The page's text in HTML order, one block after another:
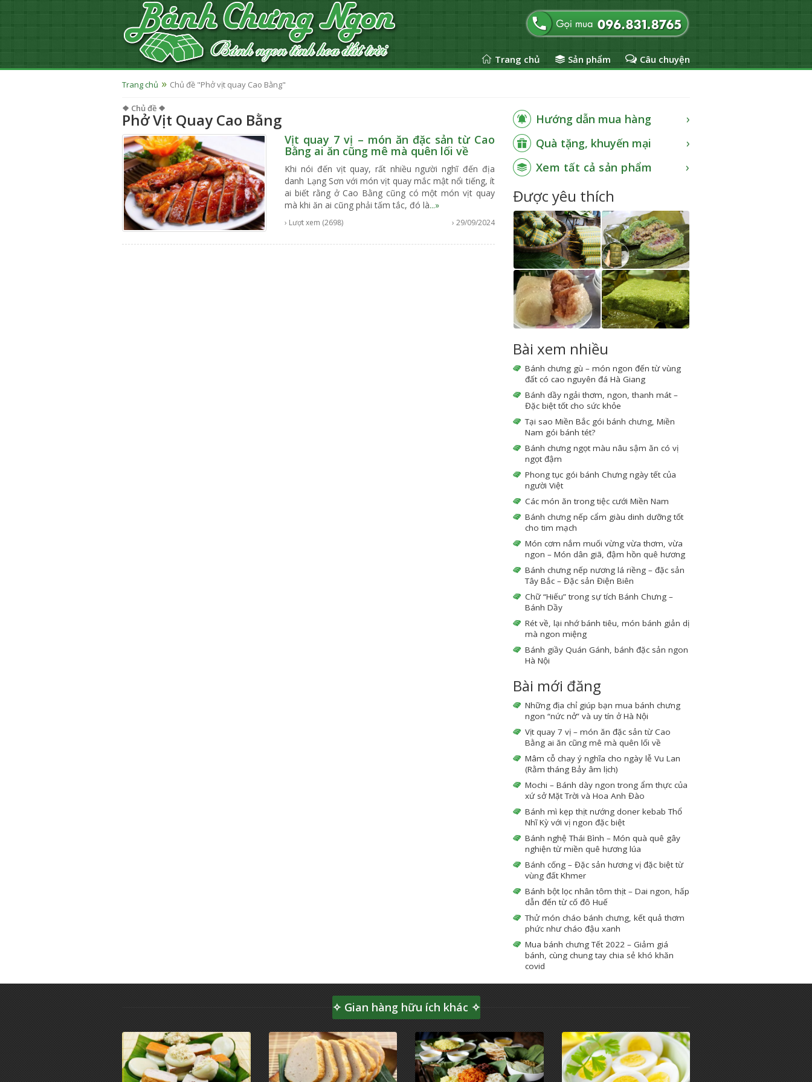
Trang chủ Sản phẩm Câu chuyện
Trang chủ Chủ đề "Phở vịt quay Cao Bằng"
❖ Chủ đề ❖
Phở Vịt Quay Cao Bằng
Vịt quay 7 vị – món ăn đặc sản từ Cao
Bằng ai ăn cũng mê mà quên lối về
Khi nói đến vịt quay, rất nhiều người nghĩ đến địa
danh Lạng Sơn với món vịt quay mắc mật nổi tiếng, ít
ai biết rằng ở Cao Bằng cũng có một món vịt quay
mà khi ăn ai cũng phải tấm tắc, đó là...»
› Lượt xem (2698) › 29/09/2024
Hướng dẫn mua hàng
Quà tặng, khuyến mại
Xem tất cả sản phẩm
Được yêu thích
Bài xem nhiều
Bánh chưng gù – món ngon đến từ vùng
đất có cao nguyên đá Hà Giang
Bánh dầy ngải thơm, ngon, thanh mát –
Đặc biệt tốt cho sức khỏe
Tại sao Miền Bắc gói bánh chưng, Miền
Nam gói bánh tét?
Bánh chưng ngọt màu nâu sậm ăn có vị
ngọt đậm
Phong tục gói bánh Chưng ngày tết của
người Việt
Các món ăn trong tiệc cưới Miền Nam
Bánh chưng nếp cẩm giàu dinh dưỡng tốt
cho tim mạch
Món cơm nắm muối vừng vừa thơm, vừa
ngon – Món dân giã, đậm hồn quê hương
Bánh chưng nếp nương lá riềng – đặc sản
Tây Bắc – Đặc sản Điện Biên
Chữ “Hiếu” trong sự tích Bánh Chưng –
Bánh Dầy
Rét về, lại nhớ bánh tiêu, món bánh giản dị
mà ngon miệng
Bánh giầy Quán Gánh, bánh đặc sản ngon
Hà Nội
Bài mới đăng
Những địa chỉ giúp bạn mua bánh chưng
ngon “nức nở” và uy tín ở Hà Nội
Vịt quay 7 vị – món ăn đặc sản từ Cao
Bằng ai ăn cũng mê mà quên lối về
Mâm cỗ chay ý nghĩa cho ngày lễ Vu Lan
(Rằm tháng Bảy âm lịch)
Mochi – Bánh dày ngon trong ẩm thực của
xứ sở Mặt Trời và Hoa Anh Đào
Bánh mì kẹp thịt nướng doner kebab Thổ
Nhĩ Kỳ với vị ngon đặc biệt
Bánh nghệ Thái Bình – Món quà quê gây
nghiện từ miền quê hương lúa
Bánh cống – Đặc sản hương vị đặc biệt từ
vùng đất Khmer
Bánh bột lọc nhân tôm thịt – Dai ngon, hấp
dẫn đến từ cố đô Huế
Thử món cháo bánh chưng, kết quả thơm
phức như cháo đậu xanh
Mua bánh chưng Tết 2022 – Giảm giá
bánh, cùng chung tay chia sẻ khó khăn
covid
✧ Gian hàng hữu ích khác ✧